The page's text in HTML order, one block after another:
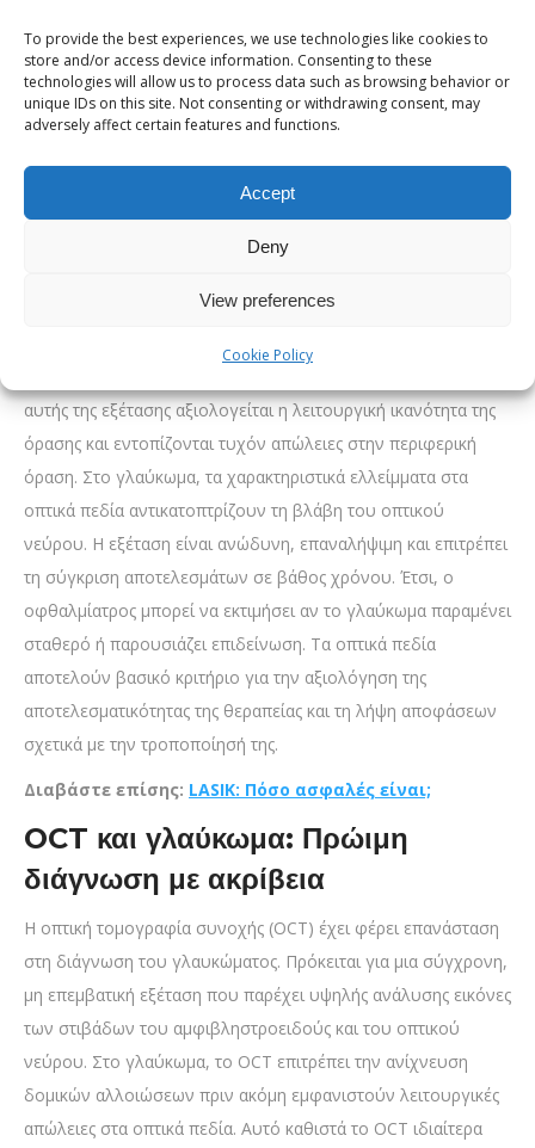
To provide the best experiences, we use technologies like cookies to
store and/or access device information. Consenting to these
technologies will allow us to process data such as browsing behavior or
unique IDs on this site. Not consenting or withdrawing consent, may
adversely affect certain features and functions.
Accept
Deny
View preferences
Cookie Policy
ενδοφθάλμιας πίεσης, η εξέταση του οπτικού νεύρου και οι
εξειδικευμένες απεικονιστικές εξετάσεις αποτελούν βασικά
βήματα για την έγκαιρη ανίχνευση του γλαυκώματος και την
Τι είναι η μυωπία;
Οπτικά πεδία: Βασικό εργαλείο στη
διάγνωση του γλαυκώματος
αυτής της εξέτασης αξιολογείται η λειτουργική ικανότητα της
όρασης και εντοπίζονται τυχόν απώλειες στην περιφερική
όραση. Στο γλαύκωμα, τα χαρακτηριστικά ελλείμματα στα
οπτικά πεδία αντικατοπτρίζουν τη βλάβη του οπτικού
νεύρου. Η εξέταση είναι ανώδυνη, επαναλήψιμη και επιτρέπει
τη σύγκριση αποτελεσμάτων σε βάθος χρόνου. Έτσι, ο
οφθαλμίατρος μπορεί να εκτιμήσει αν το γλαύκωμα παραμένει
σταθερό ή παρουσιάζει επιδείνωση. Τα οπτικά πεδία
αποτελούν βασικό κριτήριο για την αξιολόγηση της
αποτελεσματικότητας της θεραπείας και τη λήψη αποφάσεων
σχετικά με την τροποποίησή της.
Διαβάστε επίσης: LASIK: Πόσο ασφαλές είναι;
OCT και γλαύκωμα: Πρώιμη
διάγνωση με ακρίβεια
Η οπτική τομογραφία συνοχής (OCT) έχει φέρει επανάσταση
στη διάγνωση του γλαυκώματος. Πρόκειται για μια σύγχρονη,
μη επεμβατική εξέταση που παρέχει υψηλής ανάλυσης εικόνες
των στιβάδων του αμφιβληστροειδούς και του οπτικού
νεύρου. Στο γλαύκωμα, το OCT επιτρέπει την ανίχνευση
δομικών αλλοιώσεων πριν ακόμη εμφανιστούν λειτουργικές
απώλειες στα οπτικά πεδία. Αυτό καθιστά το OCT ιδιαίτερα